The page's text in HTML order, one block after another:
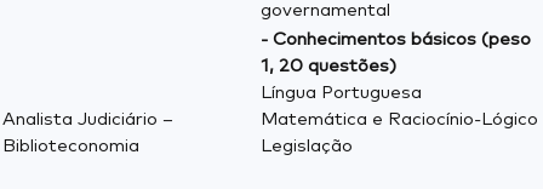
governamental
Analista Judiciário –
Biblioteconomia
- Conhecimentos básicos (peso
1, 20 questões)
Língua Portuguesa
Matemática e Raciocínio-Lógico
Legislação